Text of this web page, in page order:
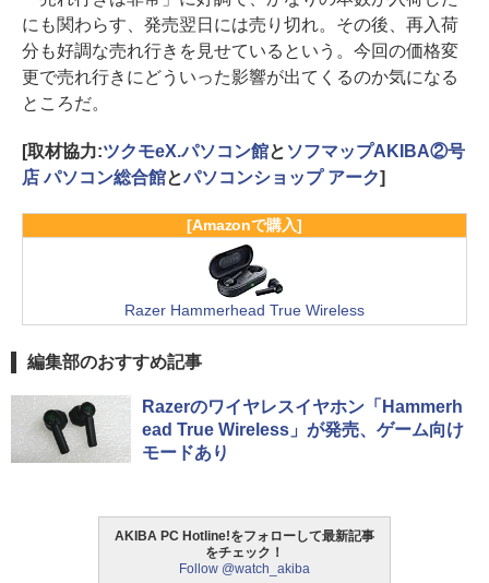
にも関わらす、発売翌日には売り切れ。その後、再入荷
分も好調な売れ行きを見せているという。今回の価格変
更で売れ行きにどういった影響が出てくるのか気になる
ところだ。
[取材協力:ツクモeX.パソコン館と ソフマップAKIBA②号
店 パソコン総合館とパソコンショップ アーク]
[Amazonで購入]
Razer Hammerhead True Wireless
編集部のおすすめ記事
Razerのワイヤレスイヤホン「Hammerh
ead True Wireless」が発売、ゲーム向け
モードあり
AKIBA PC Hotline!をフォローして最新記事
をチェック！
Follow @watch_akiba